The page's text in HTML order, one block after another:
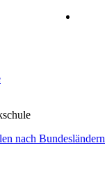
nach Bundesländern